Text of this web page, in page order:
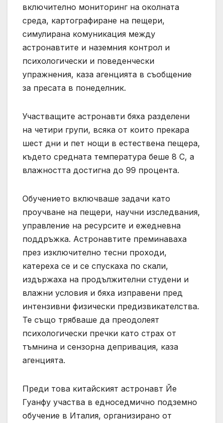
включително мониторинг на околната
среда, картографиране на пещери,
симулирана комуникация между
астронавтите и наземния контрол и
психологически и поведенчески
упражнения, каза агенцията в съобщение
за пресата в понеделник.
Участващите астронавти бяха разделени
на четири групи, всяка от които прекара
шест дни и пет нощи в естествена пещера,
където средната температура беше 8 C, а
влажността достигна до 99 процента.
Обучението включваше задачи като
проучване на пещери, научни изследвания,
управление на ресурсите и ежедневна
поддръжка. Астронавтите преминаваха
през изключително тесни проходи,
катереха се и се спускаха по скали,
издържаха на продължителни студени и
влажни условия и бяха изправени пред
интензивни физически предизвикателства.
Те също трябваше да преодолеят
психологически пречки като страх от
тъмнина и сензорна депривация, каза
агенцията.
Преди това китайският астронавт Йе
Гуанфу участва в едноседмично подземно
обучение в Италия, организирано от